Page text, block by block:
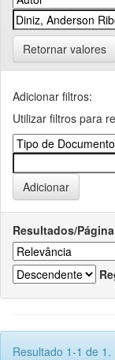
Retornar valores
Adicionar filtros:
Utilizar filtros para
Resultados/Página
Resultado 1-1 de 1.